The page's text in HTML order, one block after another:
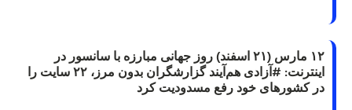
۱۲ مارس (۲۱ اسفند) روز جهانی مبارزه با سانسور در
اینترنت: #آزادی هم‌آیند گزارشگران‌ بدون مرز، ۲۲ سایت را
در کشورهای خود رفع مسدودیت کرد